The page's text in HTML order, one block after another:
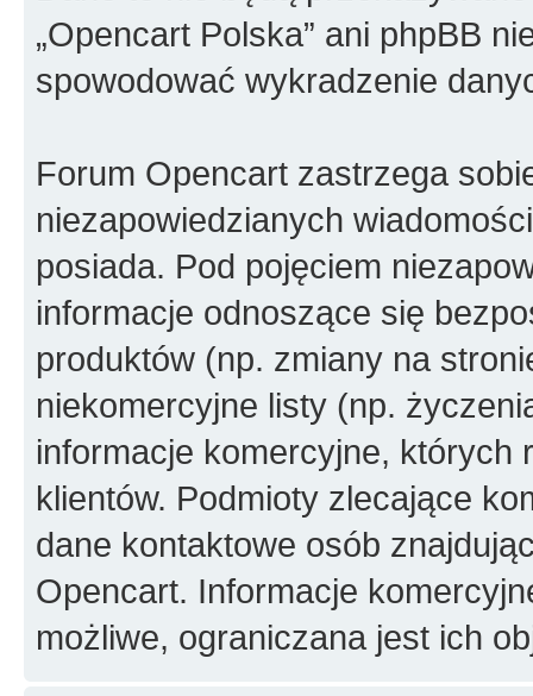
„Opencart Polska” ani phpBB
spowodować wykradzenie
Forum Opencart zastrzega
niezapowiedzianych
posiada. Pod pojęciem
informacje odnoszące się
produktów (np. zmiany na
niekomercyjne listy (np.
informacje komercyjne, których
klientów. Podmioty zlecające
dane kontaktowe osób
Opencart. Informacje
możliwe, ograniczana jest ich